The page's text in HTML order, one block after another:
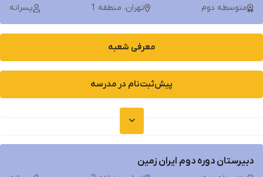
متوسطه دوم تهران، منطقه 1 پسرانه
معرفی شعبه
پیش‌ثبت‌نام در مدرسه
دبیرستان دوره دوم ایران زمین